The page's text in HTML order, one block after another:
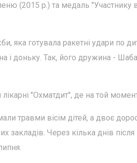
(2015 р.) та медаль
яка готувала ракетні удари по
і доньку. Так, його дружина -
"Охматдит", де на той
травми вісім дітей, а двоє
закладів. Через кілька днів